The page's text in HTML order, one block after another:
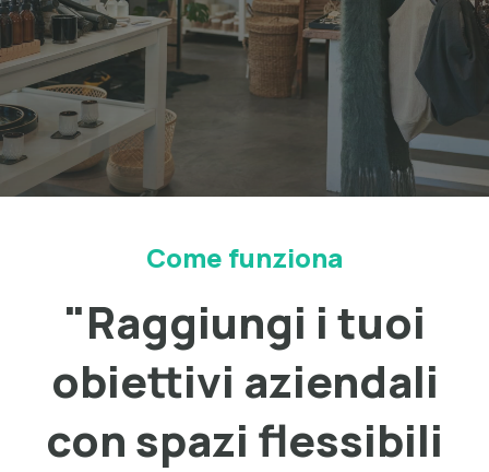
Come funziona
"Raggiungi i tuoi
obiettivi aziendali
con spazi flessibili